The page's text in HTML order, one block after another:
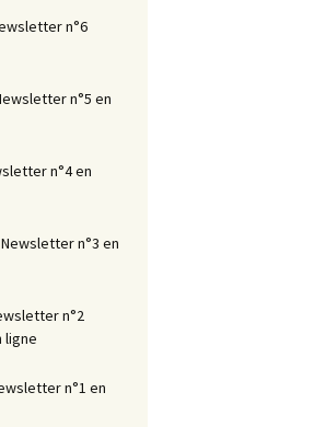
n°6
n°5 en
n°4 en
n°3 en
n°2
ligne
n°1 en